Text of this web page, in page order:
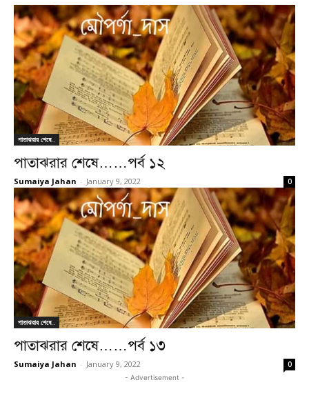
পাতাঝরার শেষে..
পাতাঝরার শেষে……পর্ব ১২
Sumaiya Jahan - January 9, 2022 0
পাতাঝরার শেষে..
পাতাঝরার শেষে……পর্ব ১৩
Sumaiya Jahan - January 9, 2022 0
- Advertisement -